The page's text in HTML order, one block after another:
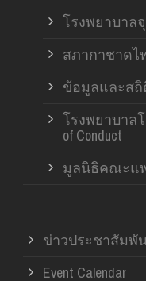
โรงพยาบาล
สภากาชาดไ
ข้อมูลและส
โรงพยาบาล
of Conduct
มูลนิธิคณะแ
ข่าวประชาสัมพั
Event Calendar